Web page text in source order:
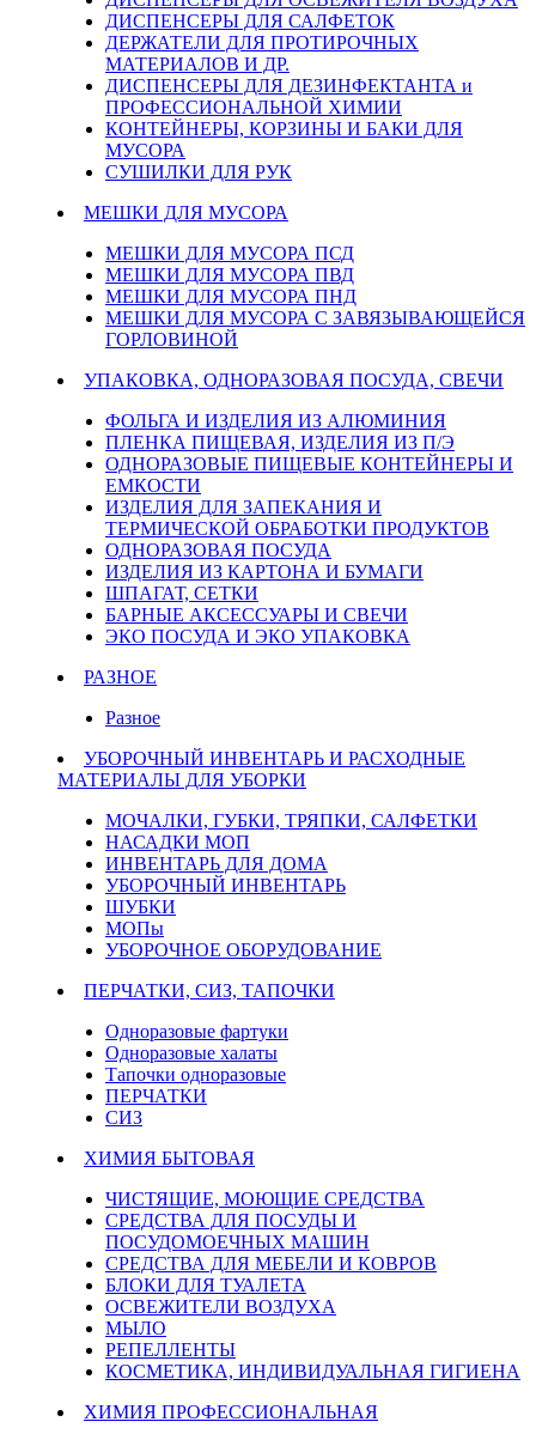
ДИСПЕНСЕРЫ ДЛЯ САЛФЕТОК
ДЕРЖАТЕЛИ ДЛЯ ПРОТИРОЧНЫХ
МАТЕРИАЛОВ И ДР.
ДИСПЕНСЕРЫ ДЛЯ ДЕЗИНФЕКТАНТА и
ПРОФЕССИОНАЛЬНОЙ ХИМИИ
КОНТЕЙНЕРЫ, КОРЗИНЫ И БАКИ ДЛЯ
МУСОРА
СУШИЛКИ ДЛЯ РУК
МЕШКИ ДЛЯ МУСОРА
МЕШКИ ДЛЯ МУСОРА ПСД
МЕШКИ ДЛЯ МУСОРА ПВД
МЕШКИ ДЛЯ МУСОРА ПНД
МЕШКИ ДЛЯ МУСОРА С ЗАВЯЗЫВАЮЩЕЙСЯ
ГОРЛОВИНОЙ
УПАКОВКА, ОДНОРАЗОВАЯ ПОСУДА, СВЕЧИ
ФОЛЬГА И ИЗДЕЛИЯ ИЗ АЛЮМИНИЯ
ПЛЕНКА ПИЩЕВАЯ, ИЗДЕЛИЯ ИЗ П/Э
ОДНОРАЗОВЫЕ ПИЩЕВЫЕ КОНТЕЙНЕРЫ И
ЕМКОСТИ
ИЗДЕЛИЯ ДЛЯ ЗАПЕКАНИЯ И
ТЕРМИЧЕСКОЙ ОБРАБОТКИ ПРОДУКТОВ
ОДНОРАЗОВАЯ ПОСУДА
ИЗДЕЛИЯ ИЗ КАРТОНА И БУМАГИ
ШПАГАТ, СЕТКИ
БАРНЫЕ АКСЕССУАРЫ И СВЕЧИ
ЭКО ПОСУДА И ЭКО УПАКОВКА
РАЗНОЕ
Разное
УБОРОЧНЫЙ ИНВЕНТАРЬ И РАСХОДНЫЕ
МАТЕРИАЛЫ ДЛЯ УБОРКИ
МОЧАЛКИ, ГУБКИ, ТРЯПКИ, САЛФЕТКИ
НАСАДКИ МОП
ИНВЕНТАРЬ ДЛЯ ДОМА
УБОРОЧНЫЙ ИНВЕНТАРЬ
ШУБКИ
МОПы
УБОРОЧНОЕ ОБОРУДОВАНИЕ
ПЕРЧАТКИ, СИЗ, ТАПОЧКИ
Одноразовые фартуки
Одноразовые халаты
Тапочки одноразовые
ПЕРЧАТКИ
СИЗ
ХИМИЯ БЫТОВАЯ
ЧИСТЯЩИЕ, МОЮЩИЕ СРЕДСТВА
СРЕДСТВА ДЛЯ ПОСУДЫ И
ПОСУДОМОЕЧНЫХ МАШИН
СРЕДСТВА ДЛЯ МЕБЕЛИ И КОВРОВ
БЛОКИ ДЛЯ ТУАЛЕТА
ОСВЕЖИТЕЛИ ВОЗДУХА
МЫЛО
РЕПЕЛЛЕНТЫ
КОСМЕТИКА, ИНДИВИДУАЛЬНАЯ ГИГИЕНА
ХИМИЯ ПРОФЕССИОНАЛЬНАЯ